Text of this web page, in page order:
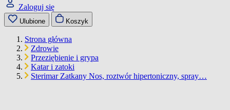
Zaloguj się
Ulubione Koszyk
Strona główna
Zdrowie
Przeziębienie i grypa
Katar i zatoki
Sterimar Zatkany Nos, roztwór hipertoniczny, spray…